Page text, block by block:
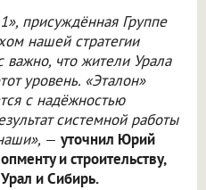
присуждённая Группе
нашей стратегии
важно, что жители Урала
уровень. «Эталон»
с надёжностью
системной работы
— уточнил Юрий
и строительству,
и Сибирь.